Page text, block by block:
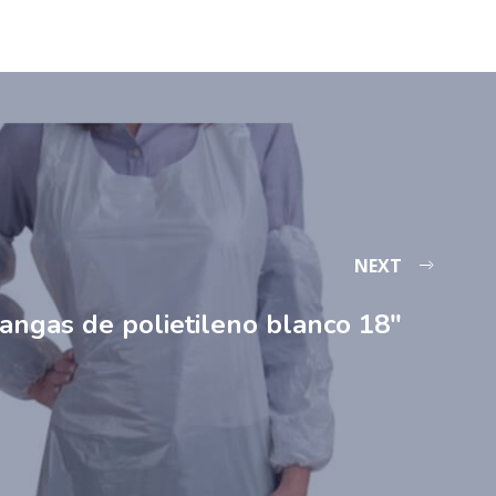
NEXT
de polietileno blanco 18″